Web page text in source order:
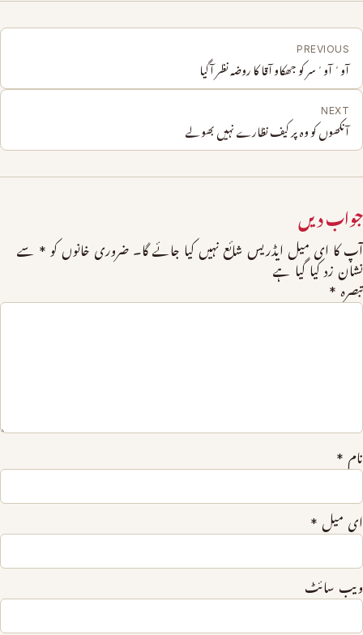
PREVIOUS
آوٴ آوٴ سر کو جھکاو آقا کا روضہ نظر آگیا
NEXT
آنکھوں کو وہ پر کیف نظارے نہیں بھولے​
جواب دیں
آپ کا ای میل ایڈریس شائع نہیں کیا جائے گا۔ ضروری خانوں کو * سے
نشان زد کیا گیا ہے
تبصرہ *
نام *
ای میل *
ویب‌ سائٹ